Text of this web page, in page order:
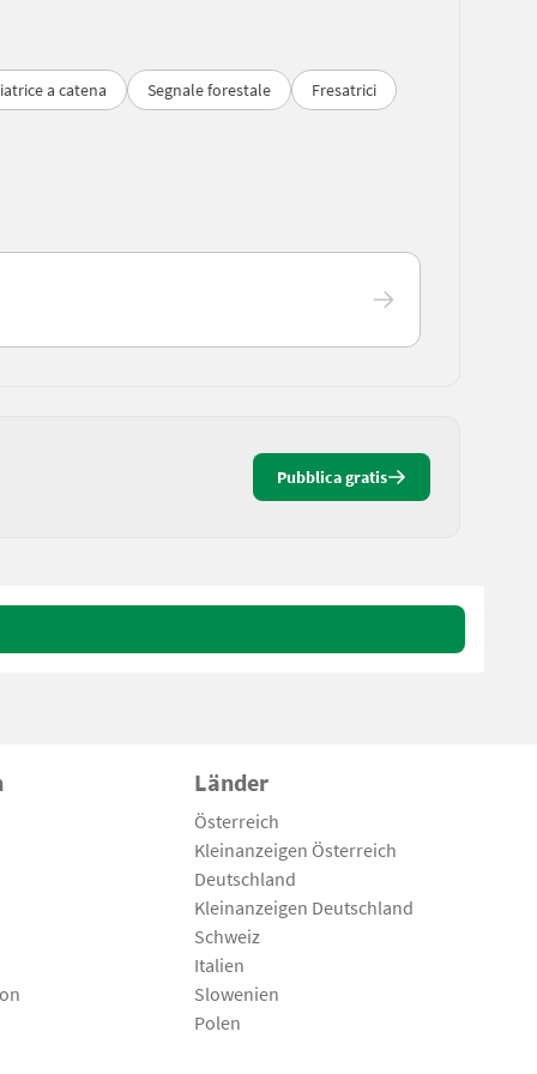
a catena Segnale forestale Fresatrici
Pubblica gratis
Länder
Österreich
Kleinanzeigen Österreich
Deutschland
Kleinanzeigen Deutschland
Schweiz
Italien
Slowenien
Polen